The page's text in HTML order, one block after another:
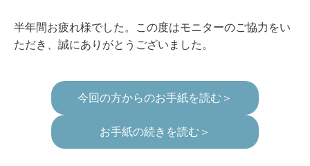
半年間お疲れ様でした。この度はモニターのご協力をい
ただき、誠にありがとうございました。
今回の方からのお手紙を読む＞
お手紙の続きを読む＞